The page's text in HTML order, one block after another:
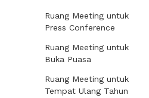
Ruang Meeting untuk
Press Conference
Ruang Meeting untuk
Buka Puasa
Ruang Meeting untuk
Tempat Ulang Tahun